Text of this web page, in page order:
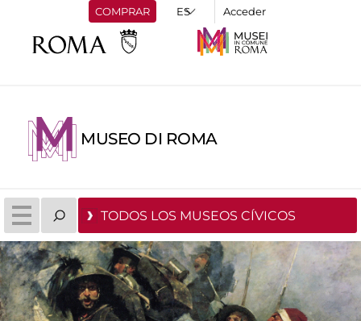
COMPRAR Acceder
MUSEO DI ROMA
TODOS LOS MUSEOS CÍVICOS